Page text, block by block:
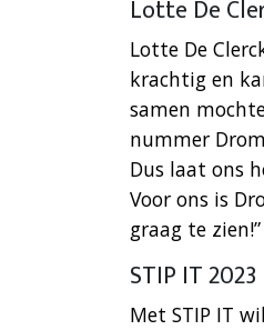
Lotte De
Lotte De
krachtig en
samen
nummer
Dus laat ons
Voor ons is
graag te zien!”
STIP IT 2023
Met STIP IT